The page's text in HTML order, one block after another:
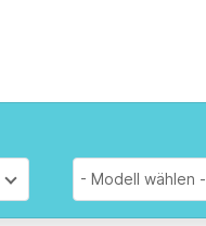
- Modell wählen -